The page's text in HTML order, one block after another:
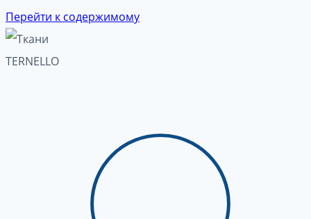
Перейти к содержимому